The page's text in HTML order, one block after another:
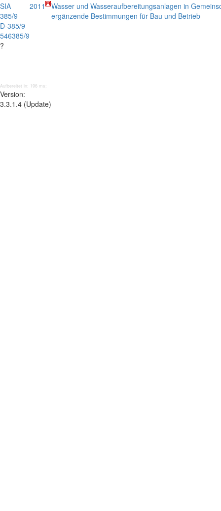
SIA
385/9
D-385/9
546385/9
?
2011
Wasser und Wasseraufbereitungsanlagen in
ergänzende Bestimmungen für Bau und Betrieb
Aufbereitet in: 196 ms;
Version:
3.3.1.4 (Update)